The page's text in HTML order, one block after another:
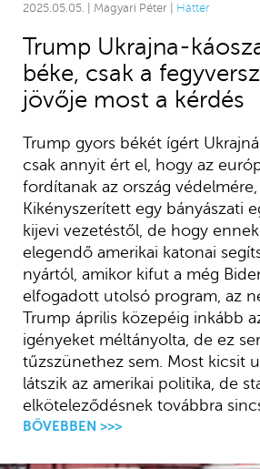
2025.05.05. | Magyari Péter | Háttér
Trump Ukrajna-
béke, csak a
jövője most a kérdés
Trump gyors békét ígért
csak annyit ért el, hogy az
fordítanak az ország
Kikényszerített egy bányászati
kijevi vezetéstől, de hogy
elegendő amerikai katonai
nyártól, amikor kifut a még
elfogadott utolsó program, az
Trump április közepéig inkább
igényeket méltányolta, de ez
tűzszünethez sem. Most kicsit
látszik az amerikai politika, de
elköteleződésnek továbbra
BŐVEBBEN >>>